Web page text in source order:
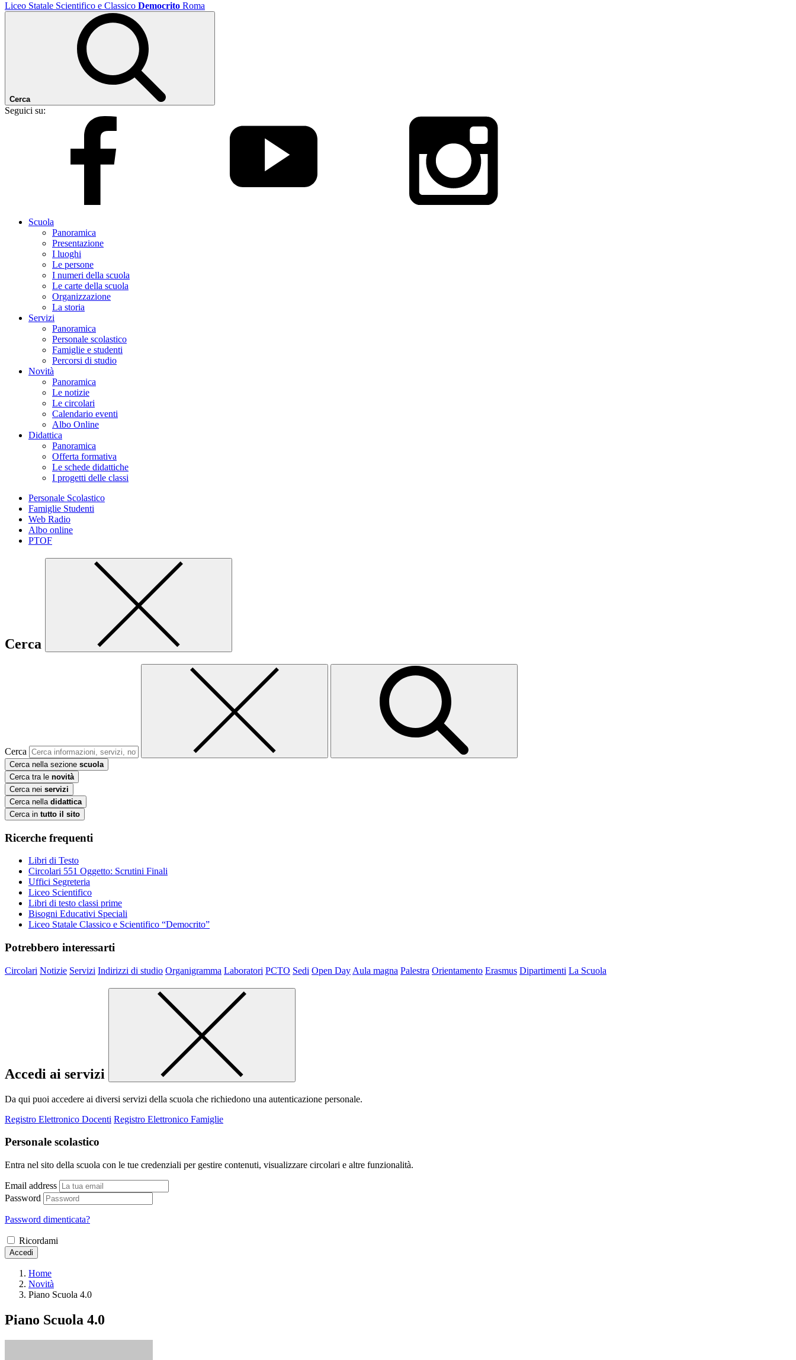
Liceo Statale Scientifico e Classico Democrito Roma
Cerca
Seguici su:
Scuola
Panoramica
Presentazione
I luoghi
Le persone
I numeri della scuola
Le carte della scuola
Organizzazione
La storia
Servizi
Panoramica
Personale scolastico
Famiglie e studenti
Percorsi di studio
Novità
Panoramica
Le notizie
Le circolari
Calendario eventi
Albo Online
Didattica
Panoramica
Offerta formativa
Le schede didattiche
I progetti delle classi
Personale Scolastico
Famiglie Studenti
Web Radio
Albo online
PTOF
Cerca
Cerca
Cerca nella sezione scuola
Cerca tra le novità
Cerca nei servizi
Cerca nella didattica
Cerca in tutto il sito
Ricerche frequenti
Libri di Testo
Circolari 551 Oggetto: Scrutini Finali
Uffici Segreteria
Liceo Scientifico
Libri di testo classi prime
Bisogni Educativi Speciali
Liceo Statale Classico e Scientifico “Democrito”
Potrebbero interessarti
Circolari Notizie Servizi Indirizzi di studio Organigramma Laboratori PCTO Sedi Open Day Aula magna Palestra Orientamento Erasmus Dipartimenti La Scuola
Accedi ai servizi
Da qui puoi accedere ai diversi servizi della scuola che richiedono una autenticazione personale.
Registro Elettronico Docenti Registro Elettronico Famiglie
Personale scolastico
Entra nel sito della scuola con le tue credenziali per gestire contenuti, visualizzare circolari e altre funzionalità.
Email address
Password
Password dimenticata?
Ricordami
Accedi
Home
Novità
Piano Scuola 4.0
Piano Scuola 4.0